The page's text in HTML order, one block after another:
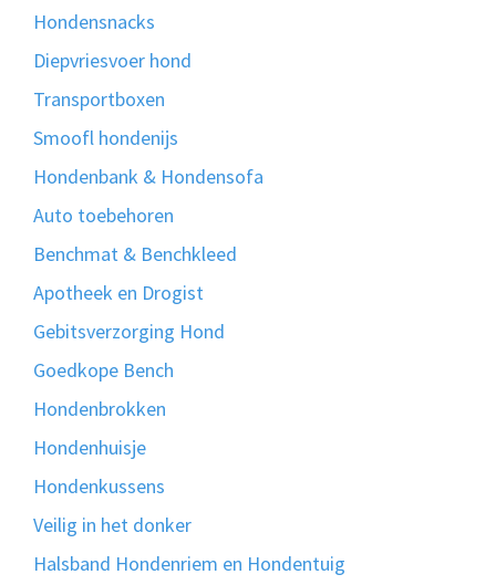
Hondensnacks
Diepvriesvoer hond
Transportboxen
Smoofl hondenijs
Hondenbank & Hondensofa
Auto toebehoren
Benchmat & Benchkleed
Apotheek en Drogist
Gebitsverzorging Hond
Goedkope Bench
Hondenbrokken
Hondenhuisje
Hondenkussens
Veilig in het donker
Halsband Hondenriem en Hondentuig